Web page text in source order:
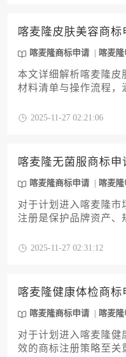
喀麦隆皮肤美容商
喀麦隆商标申请 喀麦
本文详细解析喀麦隆皮
材料清单与操作流程，
体，提供避免常见驳
2025-11-27 02:21:06
喀麦隆无菌服商标
喀麦隆商标申请 喀麦
对于计划进入喀麦隆市
注册是保护品牌资产、
需要花多少钱办理”。
供一份清晰、实用的财
喀麦隆商标申请，为品
2025-11-27 02:31:12
喀麦隆健康体检商
喀麦隆商标申请 喀麦
对于计划进入喀麦隆健
效的商标注册策略至关